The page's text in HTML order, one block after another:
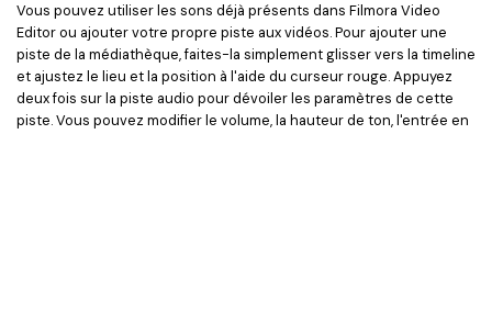
Vous pouvez utiliser les sons déjà présents dans Filmora Video
Editor ou ajouter votre propre piste aux vidéos. Pour ajouter une
piste de la médiathèque, faites-la simplement glisser vers la timeline
et ajustez le lieu et la position à l'aide du curseur rouge. Appuyez
deux fois sur la piste audio pour dévoiler les paramètres de cette
piste. Vous pouvez modifier le volume, la hauteur de ton, l'entrée en